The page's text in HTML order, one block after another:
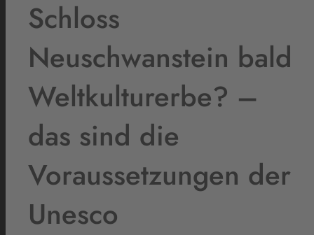
Schloss
Neuschwanstein bald
Weltkulturerbe? –
das sind die
Voraussetzungen der
Unesco